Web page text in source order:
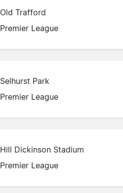
Old Trafford
Premier League
Selhurst Park
Premier League
Hill Dickinson Stadium
Premier League